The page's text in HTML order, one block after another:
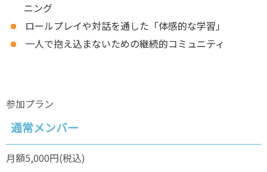
ニング
ロールプレイや対話を通した「体感的な学習」
一人で抱え込まないための継続的コミュニティ
参加プラン
通常メンバー
月額5,000円(税込)